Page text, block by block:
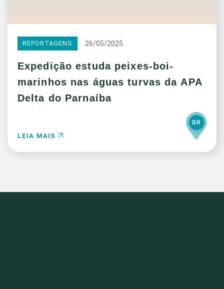
REPORTAGENS 26/05/2025
Expedição estuda peixes-boi-
marinhos nas águas turvas da APA
Delta do Parnaíba
LEIA MAIS
BR